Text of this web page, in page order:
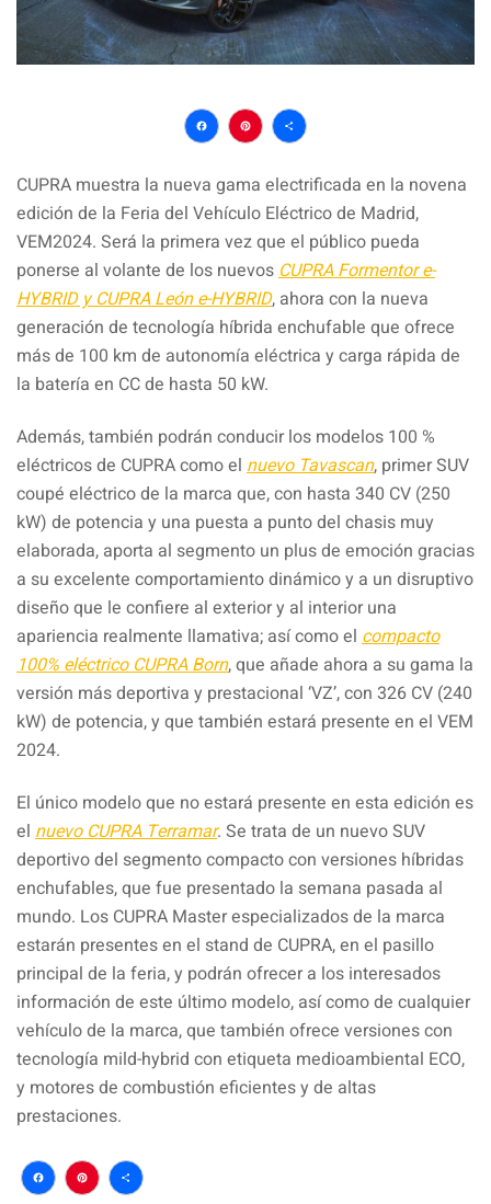
Facebook
Pinterest
Compartir
CUPRA muestra la nueva gama electrificada en la novena
edición de la Feria del Vehículo Eléctrico de Madrid,
VEM2024. Será la primera vez que el público pueda
ponerse al volante de los nuevosCUPRA Formentor e-
HYBRID y CUPRA León e-HYBRID, ahora con la nueva
generación de tecnología híbrida enchufable que ofrece
más de 100 km de autonomía eléctrica y carga rápida de
la batería en CC de hasta 50 kW.
Además, también podrán conducir los modelos 100 %
eléctricos de CUPRA como el nuevo Tavascan, primer SUV
coupé eléctrico de la marca que, con hasta 340 CV (250
kW) de potencia y una puesta a punto del chasis muy
elaborada, aporta al segmento un plus de emoción gracias
a su excelente comportamiento dinámico y a un disruptivo
diseño que le confiere al exterior y al interior una
apariencia realmente llamativa; así como el compacto
100% eléctrico CUPRA Born, que añade ahora a su gama la
versión más deportiva y prestacional ‘VZ’, con 326 CV (240
kW) de potencia, y que también estará presente en el VEM
2024.
El único modelo que no estará presente en esta edición es
el nuevo CUPRA Terramar. Se trata de un nuevo SUV
deportivo del segmento compacto con versiones híbridas
enchufables, que fue presentado la semana pasada al
mundo. Los CUPRA Master especializados de la marca
estarán presentes en el stand de CUPRA, en el pasillo
principal de la feria, y podrán ofrecer a los interesados
información de este último modelo, así como de cualquier
vehículo de la marca, que también ofrece versiones con
tecnología mild-hybrid con etiqueta medioambiental ECO,
y motores de combustión eficientes y de altas
prestaciones.